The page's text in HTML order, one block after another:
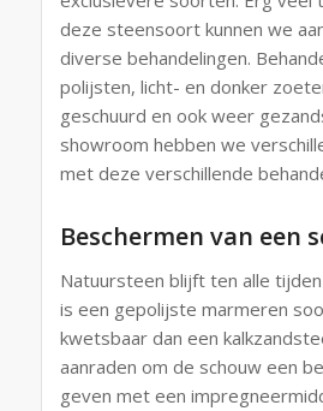
deze steensoort kunnen we
diverse behandelingen.
polijsten, licht- en donker
geschuurd en ook weer
showroom hebben we
met deze verschillende
Beschermen van een
Natuursteen blijft ten alle
is een gepolijste marmeren
kwetsbaar dan een
aanraden om de schouw een
geven met een